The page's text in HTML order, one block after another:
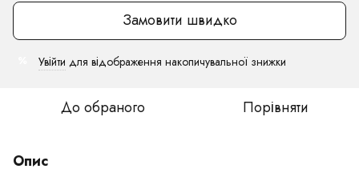
Замовити швидко
Увійти для відображення накопичувальної знижки
До обраного Порівняти
Опис